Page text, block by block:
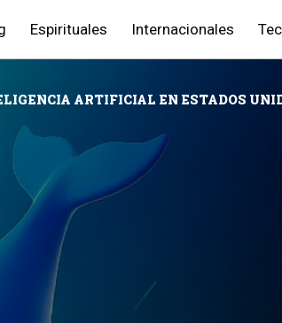
Espirituales Internacionales
ARTIFICIAL EN ESTADOS